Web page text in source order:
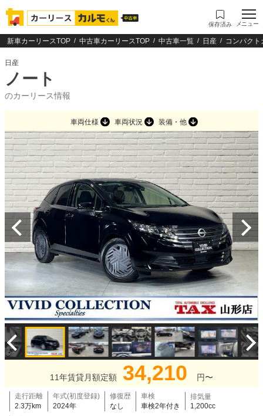
保存済み メニュー
新車カーリースTOP 中古車カーリースTOP 中古車一覧 日産 コンパクト
日産
ノート
のカーリース情報
車両仕様 車両状況 装備・他
11年賃貸月額定額 34,210 円〜
走行距離
2.3万km
年式(初度登録)
2024年
修復歴
なし
車検
車検2年付き
排気量
1,200cc